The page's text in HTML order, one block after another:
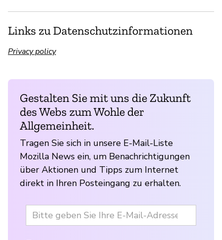
Links zu Datenschutzinformationen
Privacy policy
Gestalten Sie mit uns die Zukunft
des Webs zum Wohle der
Allgemeinheit.
Tragen Sie sich in unsere E-Mail-Liste
Mozilla News ein, um Benachrichtigungen
über Aktionen und Tipps zum Internet
direkt in Ihren Posteingang zu erhalten.